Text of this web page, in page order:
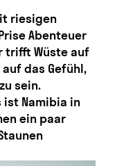
riesigen
Abenteuer
trifft Wüste auf
das Gefühl,
sein.
ist Namibia in
ein paar